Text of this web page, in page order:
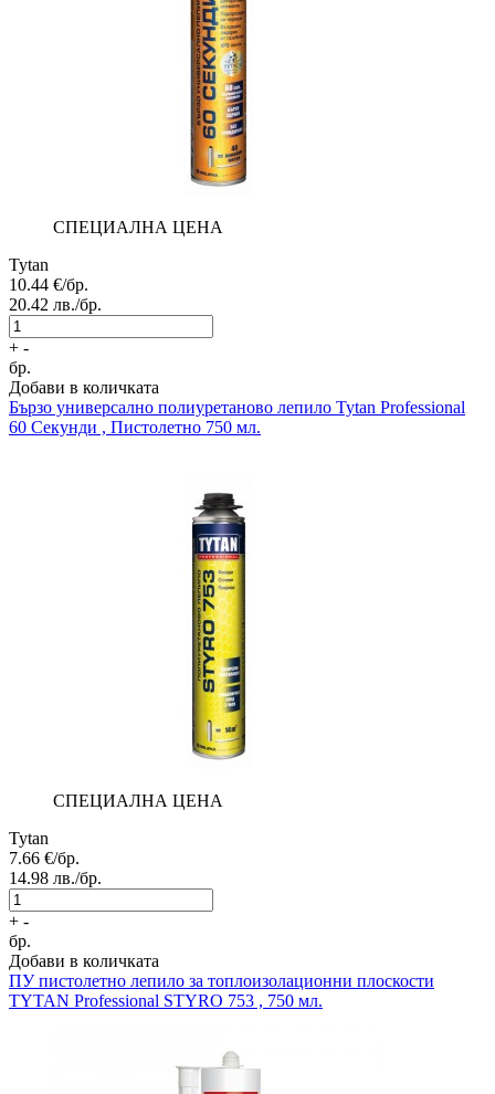
СПЕЦИАЛНА ЦЕНА
Tytan
10.44 €/бр.
20.42 лв./бр.
+ -
бр.
Добави в количката
Бързо универсално полиуретаново лепило Tytan Professional
60 Секунди , Пистолетно 750 мл.
СПЕЦИАЛНА ЦЕНА
Tytan
7.66 €/бр.
14.98 лв./бр.
+ -
бр.
Добави в количката
ПУ пистолетно лепило за топлоизолационни плоскости
TYTAN Professional STYRO 753 , 750 мл.